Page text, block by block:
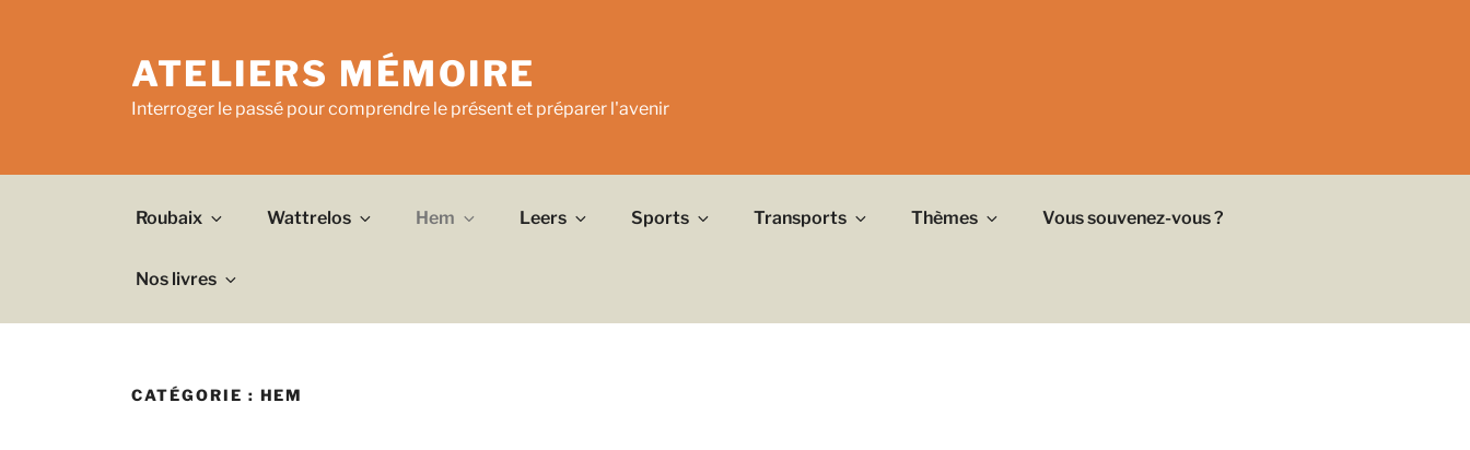
ATELIERS MÉMOIRE
Interroger le passé pour comprendre le présent et préparer l'avenir
Roubaix Wattrelos Hem Leers Sports Transports Thèmes Vous souvenez-vous ?
Nos livres
CATÉGORIE : HEM